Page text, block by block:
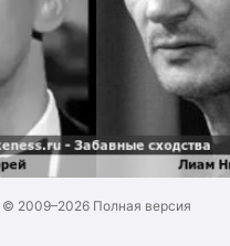
необходима авторизация
© 2009–2026 Полная версия